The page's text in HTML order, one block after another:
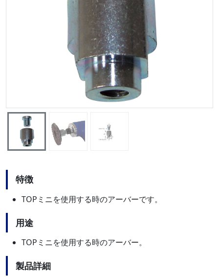
特徴
TOPミニを使用する時のアーバーです。
用途
TOPミニを使用する時のアーバー。
製品詳細